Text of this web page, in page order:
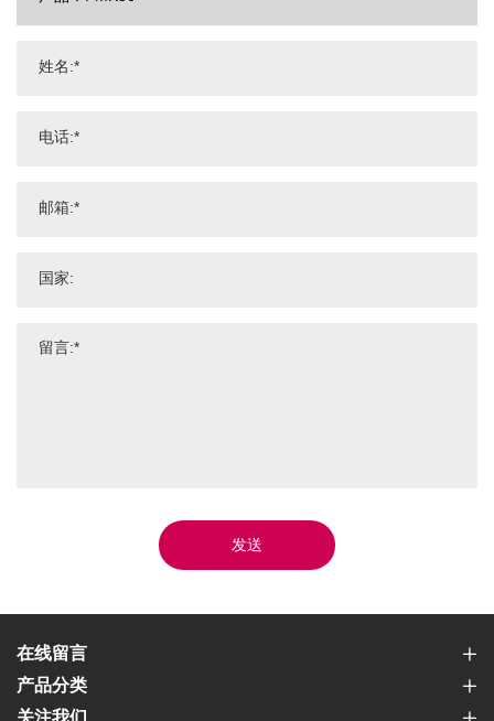
发送
在线留言
产品分类